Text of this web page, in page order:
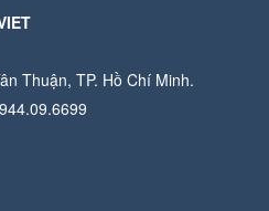
Thuận, TP. Hồ Chí Minh.